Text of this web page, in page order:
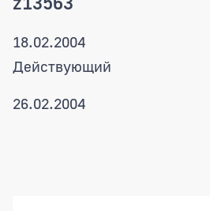
18.02.2004
Действующий
26.02.2004